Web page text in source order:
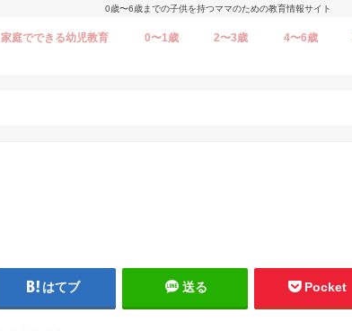
0歳〜6歳までの子供を持つママのための教育情報サイト
家庭でできる幼児教育 0〜1歳 2〜3歳 4〜6歳
はてブ 送る Pocket